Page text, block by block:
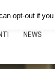
NEWS
opt-out if you